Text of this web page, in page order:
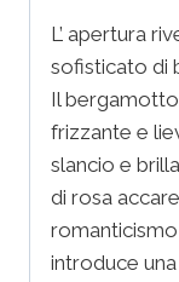
L’ apertura
sofisticato di
Il
frizzante e
slancio e
di rosa
introduce